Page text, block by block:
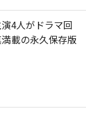
4人がドラマ回
載の永久保存版